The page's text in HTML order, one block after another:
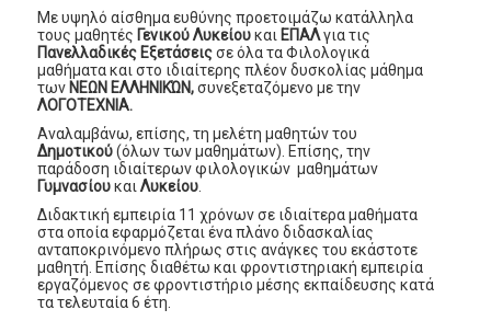
Με υψηλό αίσθημα ευθύνης προετοιμάζω κατάλληλα
τους μαθητές Γενικού Λυκείουκαι ΕΠΑΛγια τις
Πανελλαδικές Εξετάσειςσε όλα τα Φιλολογικά
μαθήματα και στο ιδιαίτερης πλέον δυσκολίας μάθημα
των ΝΕΩΝ ΕΛΛΗΝΙΚΏΝ,συνεξεταζόμενο με την
ΛΟΓΟΤΕΧΝΙΑ.
Αναλαμβάνω, επίσης, τη μελέτη μαθητών του
Δημοτικού(όλων των μαθημάτων). Επίσης, την
παράδοση ιδιαίτερων φιλολογικών μαθημάτων
ΓυμνασίουκαιΛυκείου
Διδακτική εμπειρία 11 χρόνων σε ιδιαίτερα μαθήματα
στα οποία εφαρμόζεται ένα πλάνο διδασκαλίας
ανταποκρινόμενο πλήρως στις ανάγκες του εκάστοτε
μαθητή. Επίσης διαθέτω και φροντιστηριακή εμπειρία
εργαζόμενος σε φροντιστήριο μέσης εκπαίδευσης κατά
τα τελευταία 6 έτη.